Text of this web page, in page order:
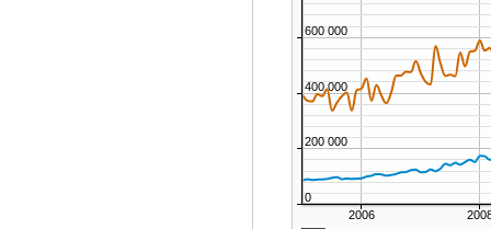
2006
0
200 000
400 000
600 000